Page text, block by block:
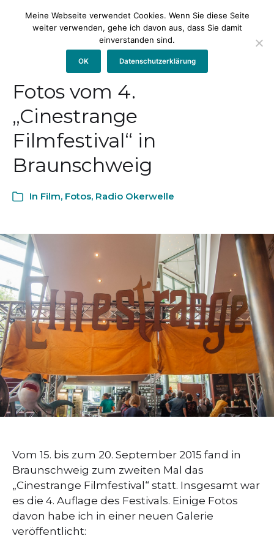
Fotos vom 4.
„Cinestrange
Filmfestival“ in
Braunschweig
In Film, Fotos, Radio Okerwelle
Vom 15. bis zum 20. September 2015 fand in
Braunschweig zum zweiten Mal das
„Cinestrange Filmfestival“ statt. Insgesamt war
es die 4. Auflage des Festivals. Einige Fotos
davon habe ich in einer neuen Galerie
veröffentlicht:
Meine Webseite verwendet Cookies. Wenn Sie diese Seite
weiter verwenden, gehe ich davon aus, dass Sie damit
einverstanden sind.
OK Datenschutzerklärung